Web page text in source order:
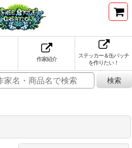
作家紹介
ステッカー＆缶バッチ
を作りたい！